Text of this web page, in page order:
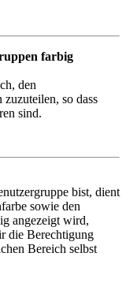
farbig
den
zuzuteilen, so dass
sind.
bist, dient
sowie den
angezeigt wird,
die Berechtigung
Bereich selbst